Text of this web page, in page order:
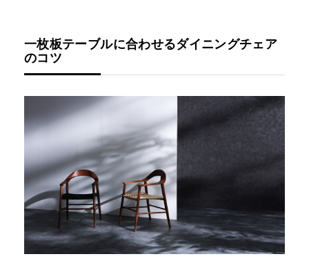
一枚板テーブルに合わせるダイニングチェア
のコツ